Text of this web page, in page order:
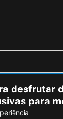
desfrutar
para